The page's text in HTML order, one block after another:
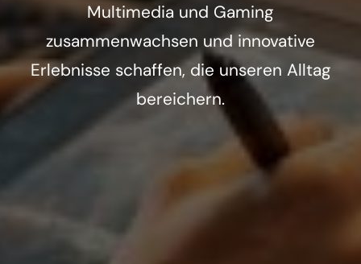
Multimedia und Gaming
zusammenwachsen und innovative
Erlebnisse schaffen, die unseren Alltag
bereichern.